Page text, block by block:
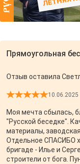
Отзыв оставила
10.06.2025
Моя мечта сбылась,
"Русской беседке".
материалы,
Отдельное СПАСИБО
бригаде - Илье и
строители от бога.